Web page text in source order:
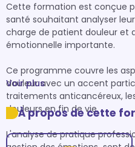
Cette formation est conçue
santé souhaitant analyser
charge de patient douleur et
émotionnelle importante.
Ce programme couvre les
douleur avec un accent
traitements anticancéreux,
douleurs en fin de vie.
L'analyse de pratique
Voir plus
À propos de cette